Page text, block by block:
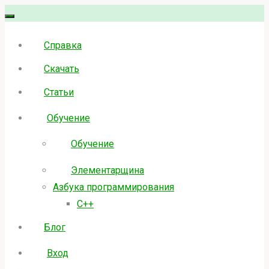
Skip
content
Справка
Скачать
Статьи
Обучение
Обучение
Элементарщина
Азбука программирования
C++
Блог
Вход